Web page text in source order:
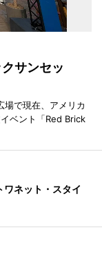
サンセッ
場で現在、アメリカ
ベント「Red Brick
ネット・スタイ